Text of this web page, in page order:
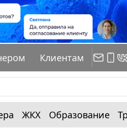
Клиентам
ЖКХ Образование